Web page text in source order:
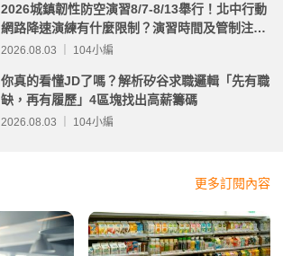
2026城鎮韌性防空演習8/7-8/13舉行！北中行動
網路降速演練有什麼限制？演習時間及管制注意
事項整理
2026.08.03 ｜ 104小編
你真的看懂JD了嗎？解析矽谷求職邏輯「先有職
缺，再有履歷」4區塊找出高薪籌碼
2026.08.03 ｜ 104小編
更多訂閱內容